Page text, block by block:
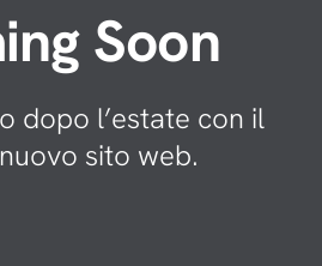
Soon
dopo l’estate con il
sito web.